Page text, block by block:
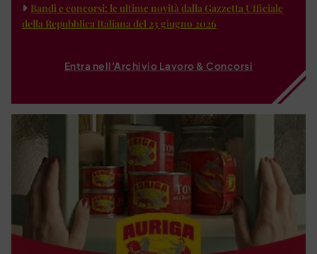
Bandi e concorsi: le ultime novità dalla Gazzetta Ufficiale
della Repubblica Italiana del 23 giugno 2026
Entra nell'Archivio Lavoro & Concorsi